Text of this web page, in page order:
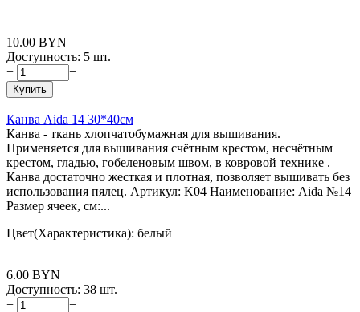
10.00 BYN
Доступность: 5 шт.
+
−
Купить
Канва Aida 14 30*40см
Канва - ткань хлопчатобумажная для вышивания.
Применяется для вышивания счётным крестом, несчётным
крестом, гладью, гобеленовым швом, в ковровой технике .
Канва достаточно жесткая и плотная, позволяет вышивать без
использования пялец. Артикул: K04 Наименование: Aida №14
Размер ячеек, см:...
Цвет(Характеристика): белый
6.00 BYN
Доступность: 38 шт.
+
−